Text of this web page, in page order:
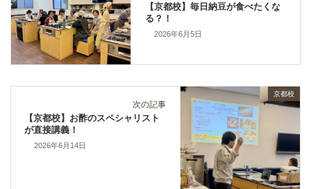
【京都校】毎日納豆が食べたくな
る？！
2026年6月5日
京都校
次の記事
【京都校】お酢のスペシャリスト
が直接講義！
2026年6月14日